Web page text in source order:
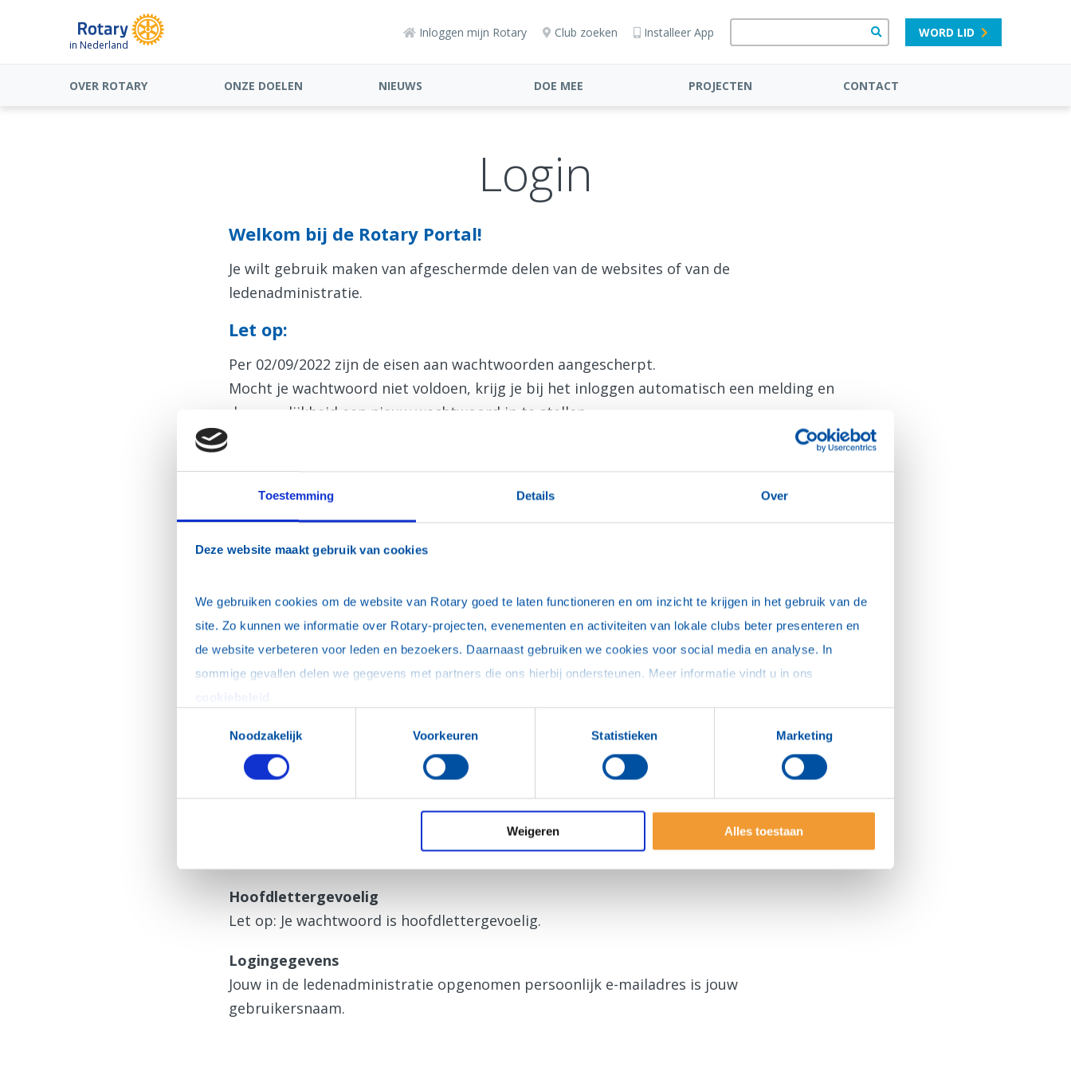
Toestemming Details Over
Deze website maakt gebruik van cookies
We gebruiken cookies om de website van Rotary goed te laten functioneren en om inzicht te krijgen in het gebruik van de
site. Zo kunnen we informatie over Rotary-projecten, evenementen en activiteiten van lokale clubs beter presenteren en
de website verbeteren voor leden en bezoekers. Daarnaast gebruiken we cookies voor social media en analyse. In
Noodzakelijk
Voorkeuren Statistieken Marketing
Weigeren Alles toestaan
in Nederland
Inloggen mijn Rotary Club zoeken Installeer App WORD LID
OVER ROTARY ONZE DOELEN NIEUWS DOE MEE PROJECTEN CONTACT
Login
Welkom bij de Rotary Portal!
Je wilt gebruik maken van afgeschermde delen van de websites of van de
ledenadministratie.
Let op:
Per 02/09/2022 zijn de eisen aan wachtwoorden aangescherpt.
Mocht je wachtwoord niet voldoen, krijg je bij het inloggen automatisch een melding en
de mogelijkheid een nieuw wachtwoord in te stellen.
Dit is mijn privécomputer, onthoud mijn login (je blijft maximaal 30 dagen ingelogd)
N.B. De inloggegevens zijn ook geldig voor de Rotary App.
Hulp bij inloggen
een nieuw wachtwoordaan.
Hoofdlettergevoelig
Let op: Je wachtwoord is hoofdlettergevoelig.
Logingegevens
Jouw in de ledenadministratie opgenomen persoonlijk e-mailadres is jouw
gebruikersnaam.